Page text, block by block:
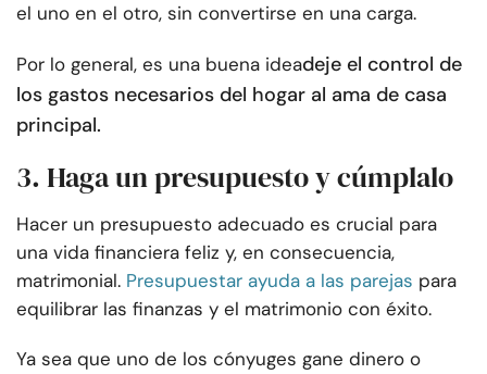
el uno en el otro, sin convertirse en una carga.
Por lo general, es una buena ideadeje el control de
los gastos necesarios del hogar al ama de casa
principal.
3. Haga un presupuesto y cúmplalo
Hacer un presupuesto adecuado es crucial para
una vida financiera feliz y, en consecuencia,
matrimonial. Presupuestar ayuda a las parejas para
equilibrar las finanzas y el matrimonio con éxito.
Ya sea que uno de los cónyuges gane dinero o